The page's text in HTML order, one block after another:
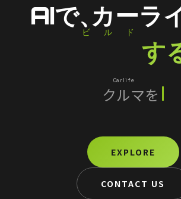
AIで、カーラ
ビルド
す
クルマをスマート
EXPLORE
CONTACT US